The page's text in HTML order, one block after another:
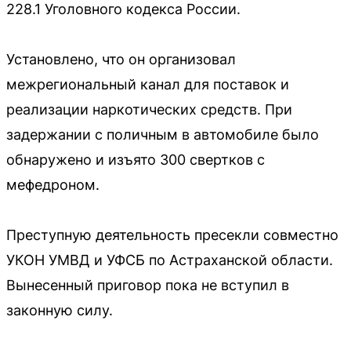
228.1 Уголовного кодекса России.
Установлено, что он организовал
межрегиональный канал для поставок и
реализации наркотических средств. При
задержании с поличным в автомобиле было
обнаружено и изъято 300 свертков с
мефедроном.
Преступную деятельность пресекли совместно
УКОН УМВД и УФСБ по Астраханской области.
Вынесенный приговор пока не вступил в
законную силу.